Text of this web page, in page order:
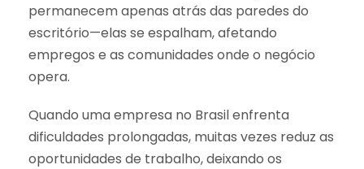
permanecem apenas atrás das paredes do
escritório—elas se espalham, afetando
empregos e as comunidades onde o negócio
opera.
Quando uma empresa no Brasil enfrenta
dificuldades prolongadas, muitas vezes reduz as
oportunidades de trabalho, deixando os